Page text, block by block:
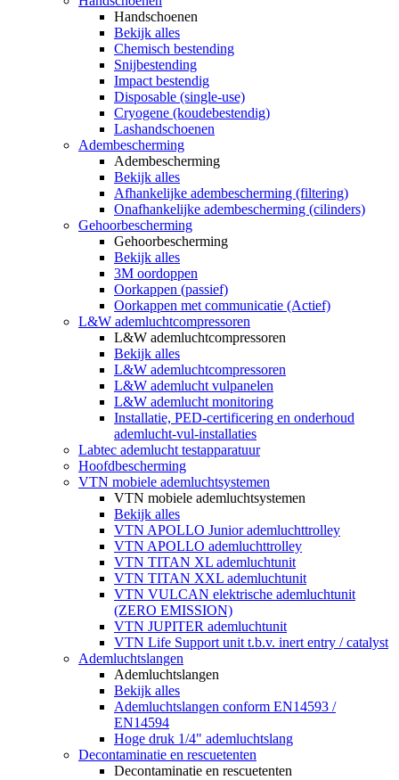
Handschoenen
Bekijk alles
Chemisch bestending
Snijbestending
Impact bestendig
Disposable (single-use)
Cryogene (koudebestendig)
Lashandschoenen
Adembescherming
Adembescherming
Bekijk alles
Afhankelijke adembescherming (filtering)
Onafhankelijke adembescherming (cilinders)
Gehoorbescherming
Gehoorbescherming
Bekijk alles
3M oordoppen
Oorkappen (passief)
Oorkappen met communicatie (Actief)
L&W ademluchtcompressoren
L&W ademluchtcompressoren
Bekijk alles
L&W ademluchtcompressoren
L&W ademlucht vulpanelen
L&W ademlucht monitoring
Installatie, PED-certificering en onderhoud
ademlucht-vul-installaties
Labtec ademlucht testapparatuur
Hoofdbescherming
VTN mobiele ademluchtsystemen
VTN mobiele ademluchtsystemen
Bekijk alles
VTN APOLLO Junior ademluchttrolley
VTN APOLLO ademluchttrolley
VTN TITAN XL ademluchtunit
VTN TITAN XXL ademluchtunit
VTN VULCAN elektrische ademluchtunit
(ZERO EMISSION)
VTN JUPITER ademluchtunit
VTN Life Support unit t.b.v. inert entry / catalyst
Ademluchtslangen
Ademluchtslangen
Bekijk alles
Ademluchtslangen conform EN14593 /
EN14594
Hoge druk 1/4" ademluchtslang
Decontaminatie en rescuetenten
Decontaminatie en rescuetenten